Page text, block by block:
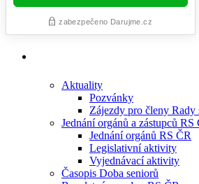
Aktuality
Pozvánky
Zájezdy pro členy Rady
Jednání orgánů a zástupců RS
Jednání orgánů RS ČR
Legislativní aktivity
Vyjednávací aktivity
Časopis Doba seniorů